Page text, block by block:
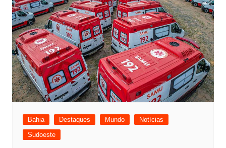
Bahia Destaques Mundo
Notícias
Sudoeste